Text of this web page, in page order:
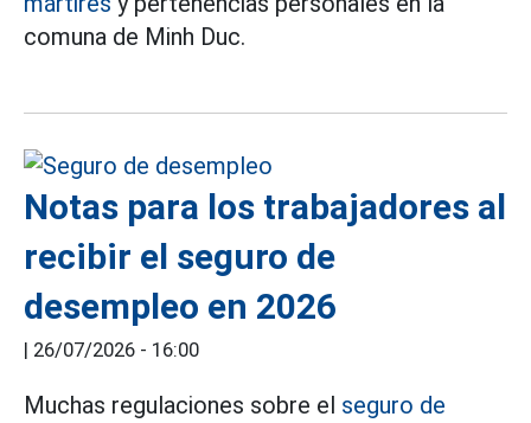
comuna de Minh Duc.
Notas para los trabajadores al
recibir el seguro de
desempleo en 2026
| 26/07/2026 - 16:00
Muchas regulaciones sobre el seguro de